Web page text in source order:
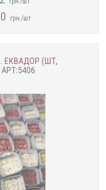
грн./шт
ЕКВАДОР (ШТ,
АРТ:5406